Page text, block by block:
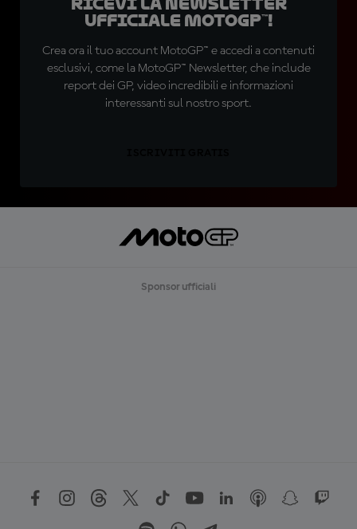
Ricevi la newsletter
ufficiale MotoGP™!
Crea ora il tuo account MotoGP™ e accedi a contenuti
esclusivi, come la MotoGP™ Newsletter, che include
report dei GP, video incredibili e informazioni
interessanti sul nostro sport.
Sponsor ufficiali